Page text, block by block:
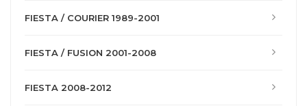
FIESTA / COURIER 1989-2001
FIESTA / FUSION 2001-2008
FIESTA 2008-2012